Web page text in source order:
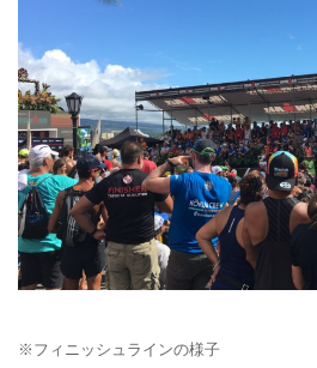
※フィニッシュラインの様子